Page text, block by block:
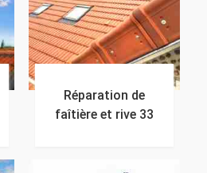
Réparation de
faîtière et rive 33